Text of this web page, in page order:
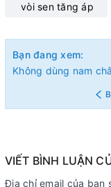
vòi sen tăng áp
Bạn đang xem:
VIẾT BÌNH LUẬN
Địa chỉ email của bạn